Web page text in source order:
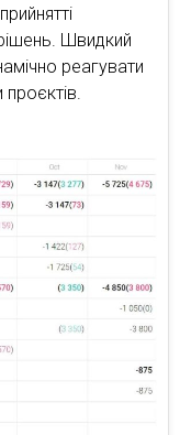
Швидкий
реагувати
проєктів.